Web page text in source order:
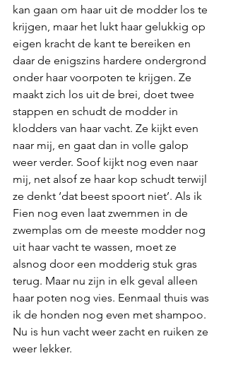
kan gaan om haar uit de modder los te
krijgen, maar het lukt haar gelukkig op
eigen kracht de kant te bereiken en
daar de enigszins hardere ondergrond
onder haar voorpoten te krijgen. Ze
maakt zich los uit de brei, doet twee
stappen en schudt de modder in
klodders van haar vacht. Ze kijkt even
naar mij, en gaat dan in volle galop
weer verder. Soof kijkt nog even naar
mij, net alsof ze haar kop schudt terwijl
ze denkt ‘dat beest spoort niet’. Als ik
Fien nog even laat zwemmen in de
zwemplas om de meeste modder nog
uit haar vacht te wassen, moet ze
alsnog door een modderig stuk gras
terug. Maar nu zijn in elk geval alleen
haar poten nog vies. Eenmaal thuis was
ik de honden nog even met shampoo.
Nu is hun vacht weer zacht en ruiken ze
weer lekker.